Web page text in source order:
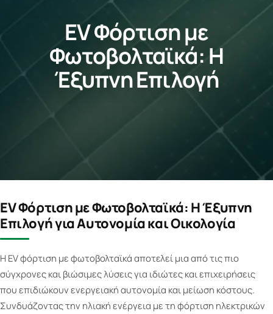
EV Φόρτιση με
Φωτοβολταϊκά: Η
Έξυπνη Επιλογή
EV Φόρτιση με Φωτοβολταϊκά: Η Έξυπνη
Επιλογή για Αυτονομία και Οικολογία
Η EV φόρτιση με φωτοβολταϊκά αποτελεί μια από τις πιο
σύγχρονες και βιώσιμες λύσεις για ιδιώτες και επιχειρήσεις
που επιδιώκουν ενεργειακή αυτονομία και μείωση κόστους.
Συνδυάζοντας την ηλιακή ενέργεια με τη φόρτιση ηλεκτρικών